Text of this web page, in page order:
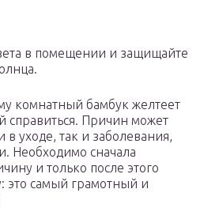
в помещении и защищайте
комнатный бамбук желтеет
справиться. Причин может
в уходе, так и заболевания,
Необходимо сначала
и только после этого
это самый грамотный и